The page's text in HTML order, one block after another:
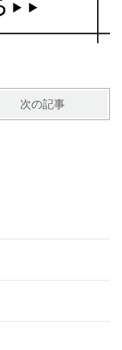
次の記事